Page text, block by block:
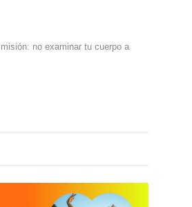
no examinar tu cuerpo a